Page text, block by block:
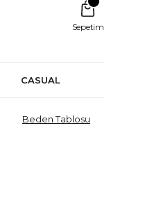
Sepetim
CASUAL
Beden Tablosu